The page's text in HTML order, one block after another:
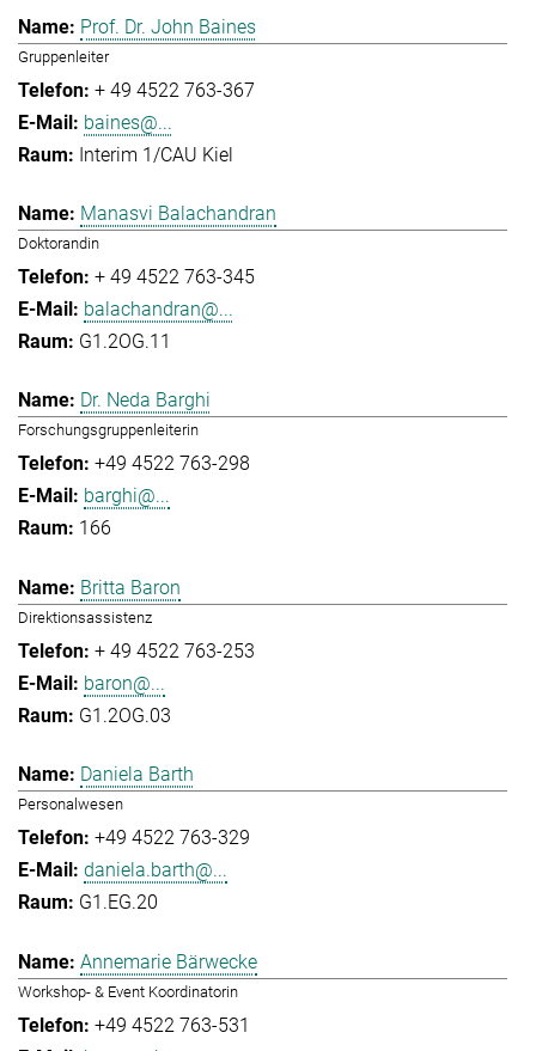
Prof. Dr. John Baines
Gruppenleiter
+ 49 4522 763-367
baines@...
Interim 1/CAU Kiel
Manasvi Balachandran
Doktorandin
+ 49 4522 763-345
balachandran@...
G1.2OG.11
Dr. Neda Barghi
Forschungsgruppenleiterin
+49 4522 763-298
barghi@...
166
Britta Baron
Direktionsassistenz
+ 49 4522 763-253
baron@...
G1.2OG.03
Daniela Barth
Personalwesen
+49 4522 763-329
daniela.barth@...
G1.EG.20
Annemarie Bärwecke
Workshop- & Event Koordinatorin
+49 4522 763-531